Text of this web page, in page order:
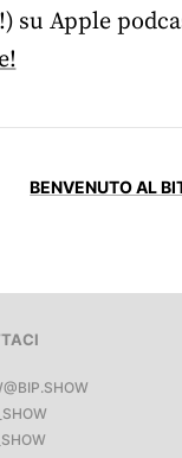
su Apple
BENVENUTO AL